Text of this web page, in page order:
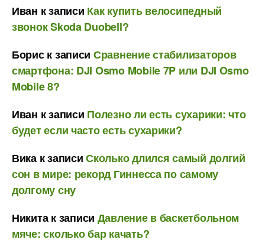
Иван к записи Как купить велосипедный
звонок Skoda Duobell?
Бориск записи Сравнение стабилизаторов
смартфона: DJI Osmo Mobile 7P или DJI Osmo
Mobile 8?
Иван к записи Полезно ли есть сухарики: что
будет если часто есть сухарики?
Викак записиСколько длился самый долгий
сон в мире: рекорд Гиннесса по самому
долгому сну
Никитак записи Давление в баскетбольном
мяче: сколько бар качать?